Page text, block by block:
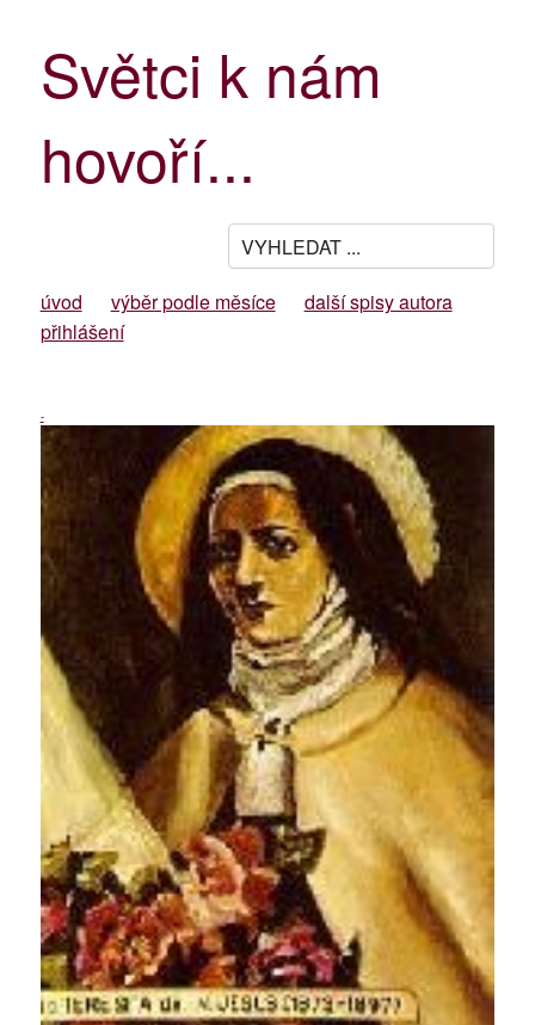
Světci k nám
hovoří...
úvod výběr podle měsíce
další spisy autora
přihlášení
-